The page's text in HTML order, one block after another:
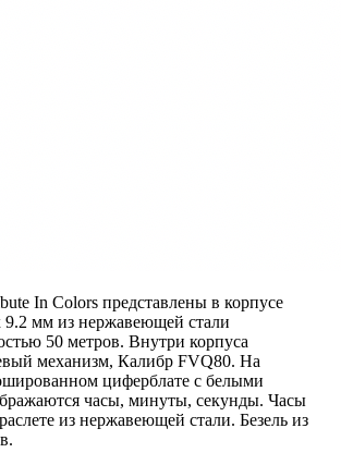
In Colors представлены в корпусе
9.2 мм из нержавеющей стали
50 метров. Внутри корпуса
механизм, Калибр FVQ80. На
циферблате с белыми
часы, минуты, секунды. Часы
из нержавеющей стали. Безель из